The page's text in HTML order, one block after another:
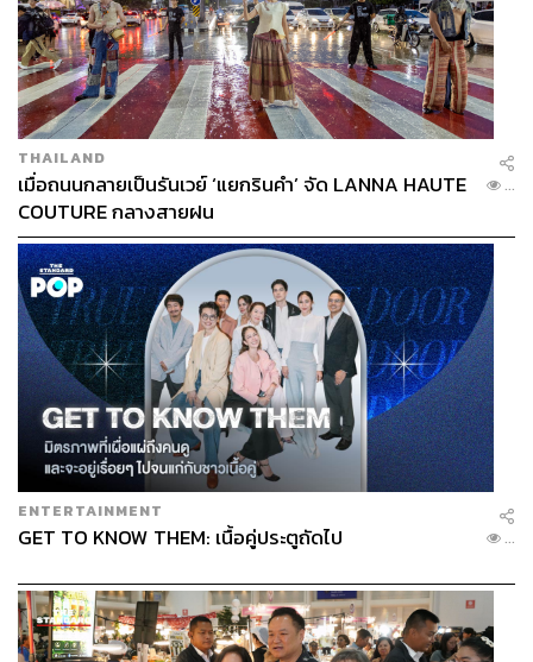
THAILAND
เมื่อถนนกลายเป็นรันเวย์ ‘แยกรินคำ’ จัด LANNA HAUTE
COUTURE กลางสายฝน
...
ENTERTAINMENT
GET TO KNOW THEM: เนื้อคู่ประตูถัดไป ...